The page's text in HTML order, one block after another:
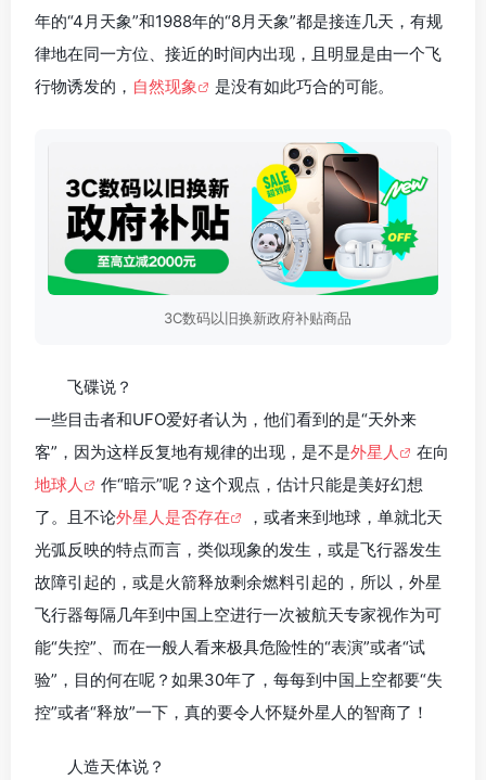
年的“4月天象”和1988年的“8月天象”都是接连几天，有规
律地在同一方位、接近的时间内出现，且明显是由一个飞
行物诱发的， 自然现象 是没有如此巧合的可能。
3C数码以旧换新政府补贴商品
飞碟说？
一些目击者和UFO爱好者认为，他们看到的是“天外来
客”，因为这样反复地有规律的出现，是不是外星人
在向
地球人
作“暗示”呢？这个观点，估计只能是美好幻想
了。且不论外星人是否存在
，或者来到地球，单就北天
光弧反映的特点而言，类似现象的发生，或是飞行器发生
故障引起的，或是火箭释放剩余燃料引起的，所以，外星
飞行器每隔几年到中国上空进行一次被航天专家视作为可
能“失控”、而在一般人看来极具危险性的“表演”或者“试
验”，目的何在呢？如果30年了，每每到中国上空都要“失
控”或者“释放”一下，真的要令人怀疑外星人的智商了！
人造天体说？